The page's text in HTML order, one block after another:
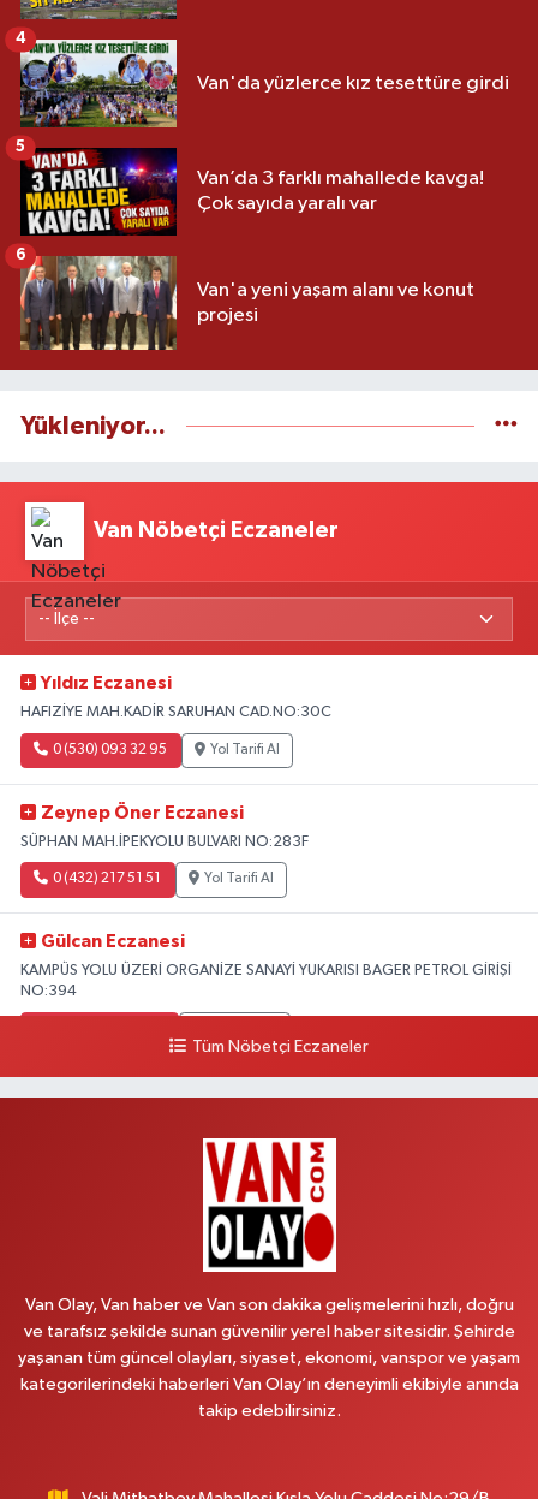
Van'da yüzlerce kız tesettüre girdi
4
Van’da 3 farklı mahallede kavga!
Çok sayıda yaralı var
5
Van'a yeni yaşam alanı ve konut
projesi
6
Yükleniyor...
Van Nöbetçi Eczaneler
Yıldız Eczanesi
HAFIZİYE MAH.KADİR SARUHAN CAD.NO:30C
0 (530) 093 32 95 Yol Tarifi Al
Zeynep Öner Eczanesi
SÜPHAN MAH.İPEKYOLU BULVARI NO:283F
0 (432) 217 51 51 Yol Tarifi Al
Gülcan Eczanesi
KAMPÜS YOLU ÜZERİ ORGANİZE SANAYİ YUKARISI BAGER PETROL GİRİŞİ
NO:394
HEKİM HASTANESİ ACİL KARŞISI
Yol Tarifi Al
MAHMUDİYE MAH.ATATÜRK CAD.NO:17B
0 (531) 621 69 65 Yol Tarifi Al
Onay Eczanesi
Tüm Nöbetçi Eczaneler
Van Olay, Van haber ve Van son dakika gelişmelerini hızlı, doğru
ve tarafsız şekilde sunan güvenilir yerel haber sitesidir. Şehirde
yaşanan tüm güncel olayları, siyaset, ekonomi, vanspor ve yaşam
kategorilerindeki haberleri Van Olay’ın deneyimli ekibiyle anında
takip edebilirsiniz.